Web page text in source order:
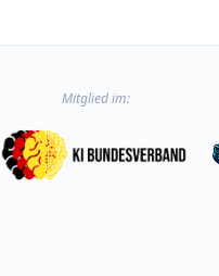
Mitglied im: